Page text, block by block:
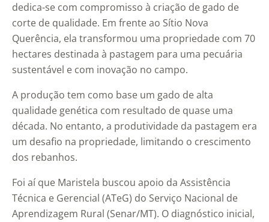
dedica-se com compromisso à criação de gado de
corte de qualidade. Em frente ao Sítio Nova
Querência, ela transformou uma propriedade com 70
hectares destinada à pastagem para uma pecuária
sustentável e com inovação no campo.
A produção tem como base um gado de alta
qualidade genética com resultado de quase uma
década. No entanto, a produtividade da pastagem era
um desafio na propriedade, limitando o crescimento
dos rebanhos.
Foi aí que Maristela buscou apoio da Assistência
Técnica e Gerencial (ATeG) do Serviço Nacional de
Aprendizagem Rural (Senar/MT). O diagnóstico inicial,